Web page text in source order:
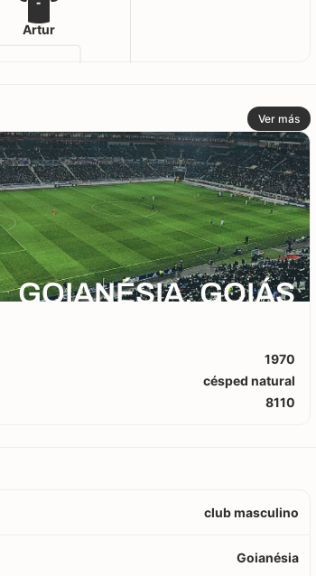
Artur
Ver más
GOIANÉSIA, GOIÁS
1970
césped natural
8110
club masculino
Goianésia